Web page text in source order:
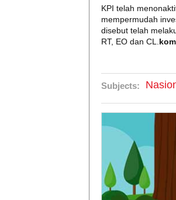
KPI telah
mempermudah
disebut telah
RT, EO dan CL.
Subjects: